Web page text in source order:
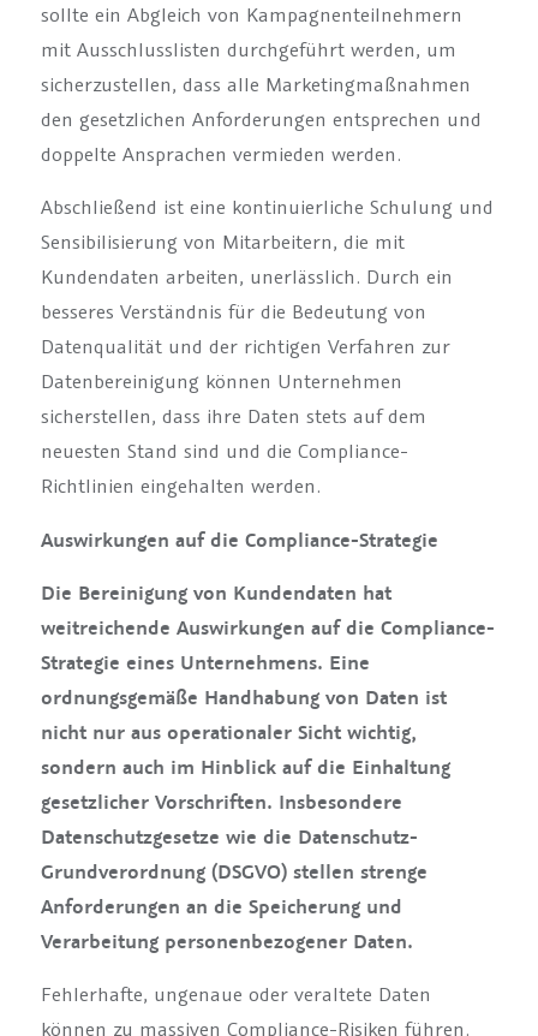
sollte ein Abgleich von Kampagnenteilnehmern
mit Ausschlusslisten durchgeführt werden, um
sicherzustellen, dass alle Marketingmaßnahmen
den gesetzlichen Anforderungen entsprechen und
doppelte Ansprachen vermieden werden.
Abschließend ist eine kontinuierliche Schulung und
Sensibilisierung von Mitarbeitern, die mit
Kundendaten arbeiten, unerlässlich. Durch ein
besseres Verständnis für die Bedeutung von
Datenqualität und der richtigen Verfahren zur
Datenbereinigung können Unternehmen
sicherstellen, dass ihre Daten stets auf dem
neuesten Stand sind und die Compliance-
Richtlinien eingehalten werden.
Auswirkungen auf die Compliance-Strategie
Die Bereinigung von Kundendaten hat
weitreichende Auswirkungen auf die Compliance-
Strategie eines Unternehmens. Eine
ordnungsgemäße Handhabung von Daten ist
nicht nur aus operationaler Sicht wichtig,
sondern auch im Hinblick auf die Einhaltung
gesetzlicher Vorschriften. Insbesondere
Datenschutzgesetze wie die Datenschutz-
Grundverordnung (DSGVO) stellen strenge
Anforderungen an die Speicherung und
Verarbeitung personenbezogener Daten.
Fehlerhafte, ungenaue oder veraltete Daten
können zu massiven Compliance-Risiken führen.